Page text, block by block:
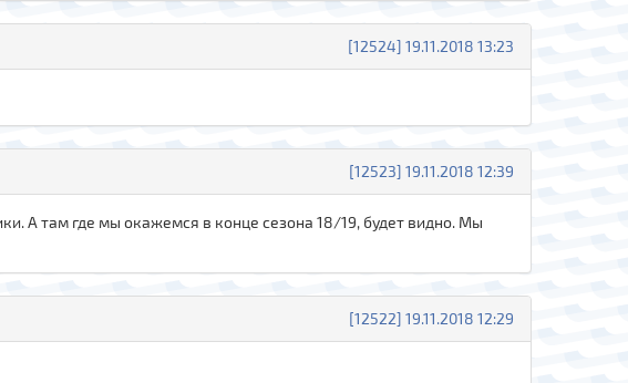
[12524] 19.11.2018 13:23
[12523] 19.11.2018 12:39
А там где мы окажемся в конце сезона 18/19, будет видно. Мы
[12522] 19.11.2018 12:29